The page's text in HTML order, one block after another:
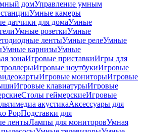
домУправление умным
Умные камеры
датчики для домаУмные
Умные розеткиУмные
лентыУмные релеУмные
Умные карнизыУмные
зонаИгровые приставкиИгры для
Игровые ноутбукиИгровые
Игровые мониторыИгровые
Игровые клавиатурыИгровые
Столы геймерскиеИгровые
акустикаАксессуары для
PopПодставки для
лентыЛампы для мониторовУмная